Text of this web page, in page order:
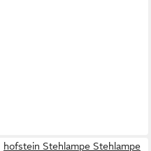
hofstein Stehlampe Stehlampe